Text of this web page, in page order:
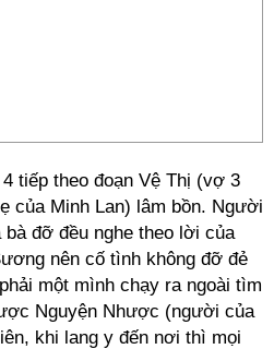
tiếp theo đoạn Vệ Thị (vợ 3
của Minh Lan) lâm bồn. Người
đỡ đều nghe theo lời của
nên cố tình không đỡ đẻ
một mình chạy ra ngoài tìm
Nguyện Nhược (người của
khi lang y đến nơi thì mọi